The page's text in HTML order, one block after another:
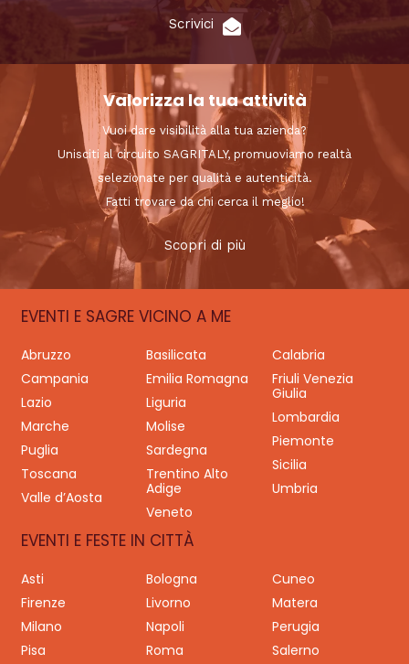
Scrivici
Valorizza la tua attività
Vuoi dare visibilità alla tua azienda?
Unisciti al circuito SAGRITALY, promuoviamo realtà
selezionate per qualità e autenticità.
Fatti trovare da chi cerca il meglio!
Scopri di più
EVENTI E SAGRE VICINO A ME
Abruzzo Basilicata
Calabria
Campania
Emilia Romagna
Friuli Venezia
Giulia
Lazio
Liguria
Lombardia
Marche
Molise
Piemonte
Puglia
Sardegna
Sicilia
Toscana
Trentino Alto
Adige
Umbria
Valle d’Aosta
Veneto
EVENTI E FESTE IN CITTÀ
Asti Bologna
Cuneo
Firenze
Livorno
Matera
Milano
Napoli
Perugia
Pisa
Roma
Salerno